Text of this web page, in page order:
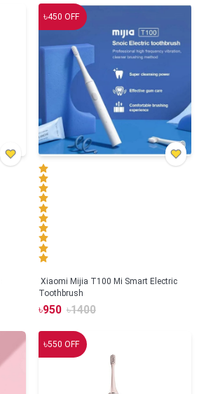
৳450 OFF
Xiaomi Mijia T100 Mi Smart Electric
Toothbrush
৳950 ৳1400
৳550 OFF